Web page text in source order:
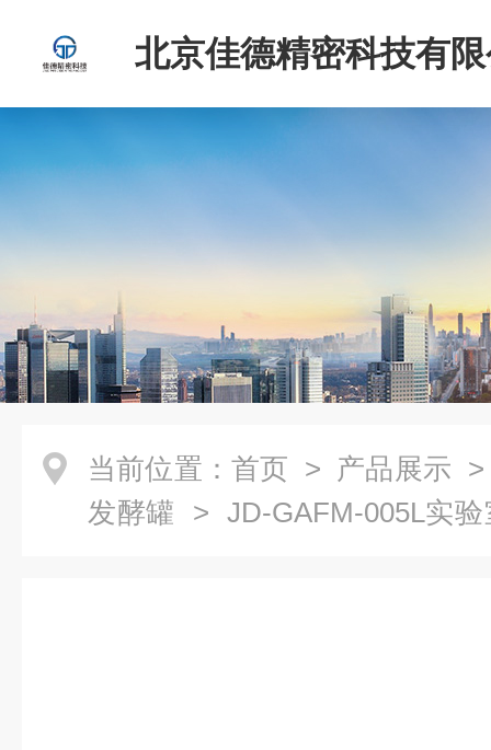
北京佳德精密科技有
当前位置： 首页 > 产品展示
发酵罐 > JD-GAFM-005L实